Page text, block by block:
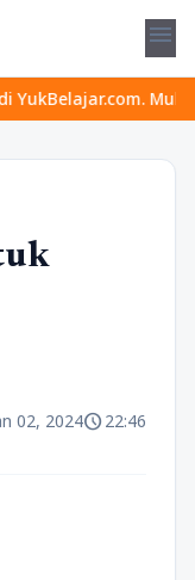
menu
Mulai
02, 2024schedule22:46